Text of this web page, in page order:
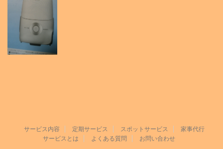
サービス内容 定期サービス スポットサービス
家事代行
サービスとは
よくある質問 お問い合わせ